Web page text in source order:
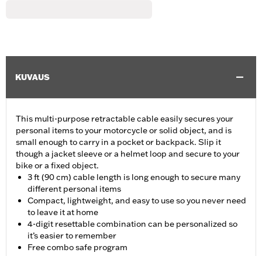
KUVAUS
This multi-purpose retractable cable easily secures your
personal items to your motorcycle or solid object, and is
small enough to carry in a pocket or backpack. Slip it
though a jacket sleeve or a helmet loop and secure to your
bike or a fixed object.
3 ft (90 cm) cable length is long enough to secure many
different personal items
Compact, lightweight, and easy to use so you never need
to leave it at home
4-digit resettable combination can be personalized so
it’s easier to remember
Free combo safe program